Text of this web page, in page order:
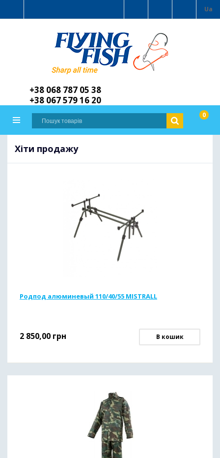
Ua
+38 068 787 05 38
+38 067 579 16 20
0
Хіти продажу
Родпод алюминевый 110/40/55 MISTRALL
2 850,00 грн В кошик